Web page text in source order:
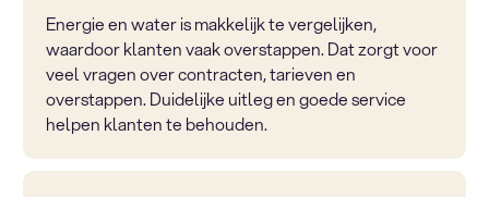
Energie en water is makkelijk te vergelijken,
waardoor klanten vaak overstappen. Dat zorgt voor
veel vragen over contracten, tarieven en
overstappen. Duidelijke uitleg en goede service
helpen klanten te behouden.